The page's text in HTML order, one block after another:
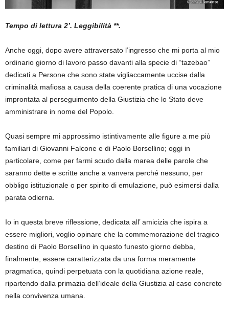
Tempo di lettura 2’. Leggibilità **.
Anche oggi, dopo avere attraversato l’ingresso che mi porta al mio
ordinario giorno di lavoro passo davanti alla specie di “tazebao”
dedicati a Persone che sono state vigliaccamente uccise dalla
criminalità mafiosa a causa della coerente pratica di una vocazione
improntata al perseguimento della Giustizia che lo Stato deve
amministrare in nome del Popolo.
Quasi sempre mi approssimo istintivamente alle figure a me più
familiari di Giovanni Falcone e di Paolo Borsellino; oggi in
particolare, come per farmi scudo dalla marea delle parole che
saranno dette e scritte anche a vanvera perché nessuno, per
obbligo istituzionale o per spirito di emulazione, può esimersi dalla
parata odierna.
Io in questa breve riflessione, dedicata all’ amicizia che ispira a
essere migliori, voglio opinare che la commemorazione del tragico
destino di Paolo Borsellino in questo funesto giorno debba,
finalmente, essere caratterizzata da una forma meramente
pragmatica, quindi perpetuata con la quotidiana azione reale,
ripartendo dalla primazia dell’ideale della Giustizia al caso concreto
nella convivenza umana.